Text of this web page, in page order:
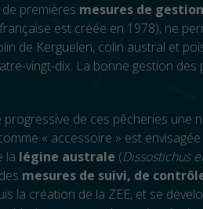
premières mesures de gestion
est créée en 1978), ne
de Kerguelen, colin austral et
vingt-dix. La bonne gestion des
de ces pêcheries une
« accessoire » est
la légine australe (Dissostichus
mesures de suivi, de
la création de la ZEE, et se